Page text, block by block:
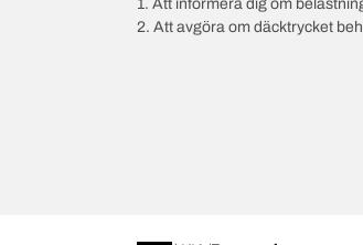
1. Att informera dig om
2. Att avgöra om däcktrycket